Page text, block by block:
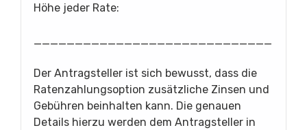
Höhe jeder Rate:
Der Antragsteller ist sich bewusst, dass die
Ratenzahlungsoption zusätzliche Zinsen und
Gebühren beinhalten kann. Die genauen
Details hierzu werden dem Antragsteller in